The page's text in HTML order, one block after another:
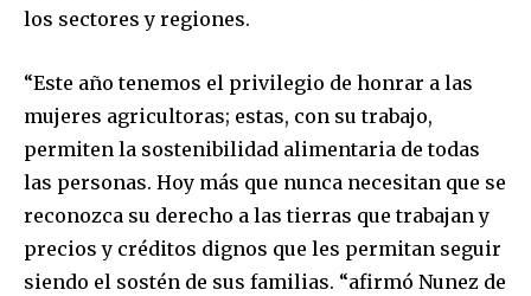
los sectores y regiones.
“Este año tenemos el privilegio de honrar a las
mujeres agricultoras; estas, con su trabajo,
permiten la sostenibilidad alimentaria de todas
las personas. Hoy más que nunca necesitan que se
reconozca su derecho a las tierras que trabajan y
precios y créditos dignos que les permitan seguir
siendo el sostén de sus familias. “afirmó Nunez de